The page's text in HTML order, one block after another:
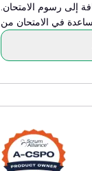
إلى رسوم الامتحان.